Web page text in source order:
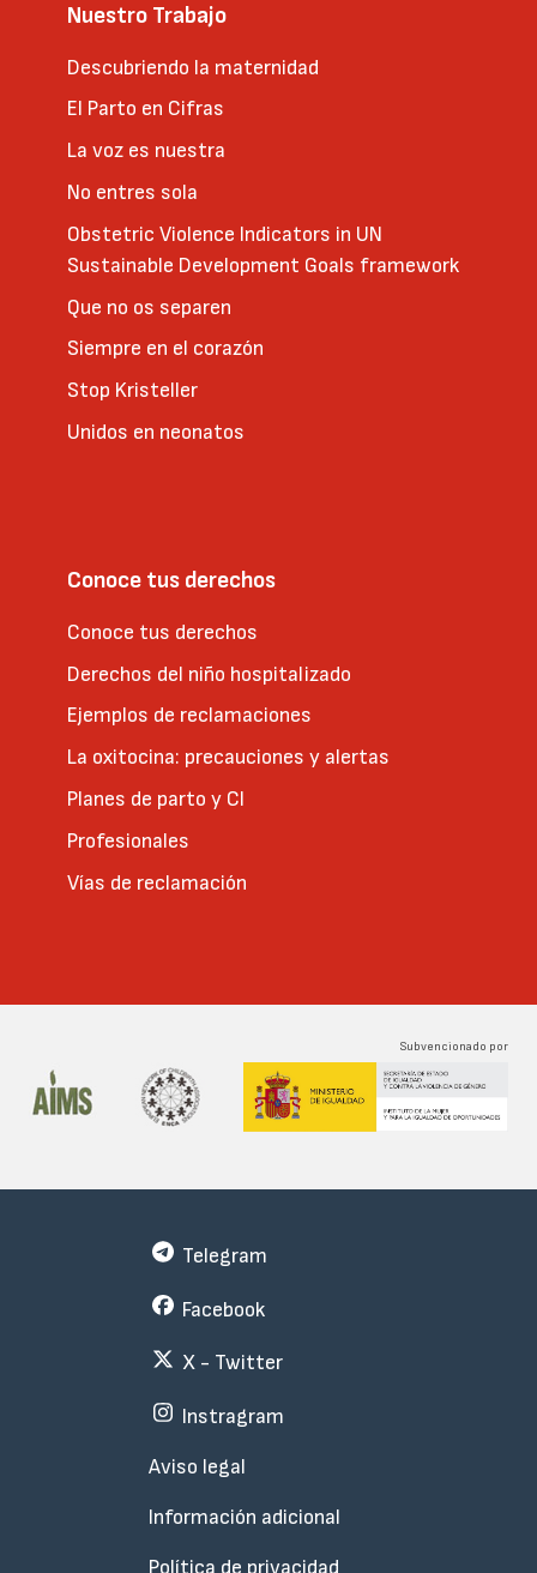
Nuestro Trabajo
Descubriendo la maternidad
El Parto en Cifras
La voz es nuestra
No entres sola
Obstetric Violence Indicators in UN
Sustainable Development Goals framework
Que no os separen
Siempre en el corazón
Stop Kristeller
Unidos en neonatos
Conoce tus derechos
Conoce tus derechos
Derechos del niño hospitalizado
Ejemplos de reclamaciones
La oxitocina: precauciones y alertas
Planes de parto y CI
Profesionales
Vías de reclamación
Subvencionado por
Subfooter
Telegram
Facebook
X - Twitter
Instragram
Aviso legal
Información adicional
Política de privacidad